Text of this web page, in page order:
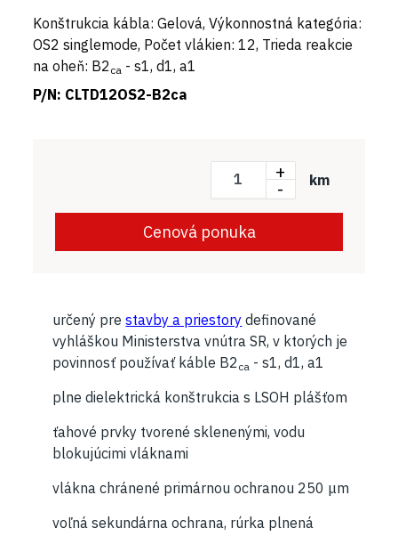
Konštrukcia kábla: Gelová, Výkonnostná kategória:
OS2 singlemode, Počet vlákien: 12, Trieda reakcie
na oheň: B2 ca - s1, d1, a1
P/N: CLTD12OS2-B2ca
+
- km
Cenová ponuka
určený prestavby a priestory definované
vyhláškou Ministerstva vnútra SR, v ktorých je
povinnosť používať káble B2 ca - s1, d1, a1
plne dielektrická konštrukcia s LSOH plášťom
ťahové prvky tvorené sklenenými, vodu
blokujúcimi vláknami
vlákna chránené primárnou ochranou 250 μm
voľná sekundárna ochrana, rúrka plnená